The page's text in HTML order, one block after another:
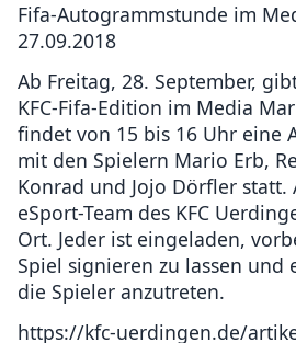
Fifa-Autogrammstunde im
27.09.2018
Ab Freitag, 28. September,
KFC-Fifa-Edition im Media
findet von 15 bis 16 Uhr eine
mit den Spielern Mario Erb,
Konrad und Jojo Dörfler statt.
eSport-Team des KFC
Ort. Jeder ist eingeladen,
Spiel signieren zu lassen und
die Spieler anzutreten.
https://kfc-uerdingen.de/